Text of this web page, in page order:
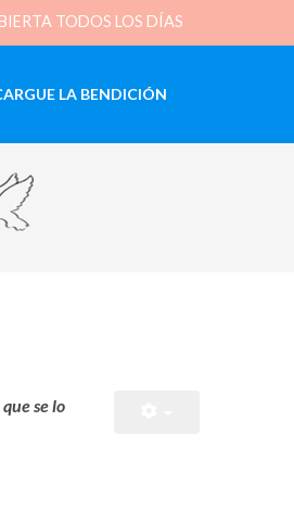
TODOS LOS DÍAS
LA BENDICIÓN
se lo